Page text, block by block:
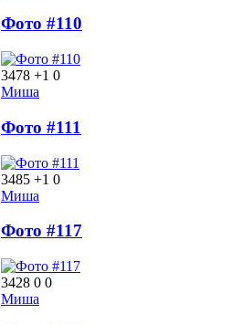
Фото #110
3478 +1 0
Миша
Фото #111
3485 +1 0
Миша
Фото #117
3428 0 0
Миша